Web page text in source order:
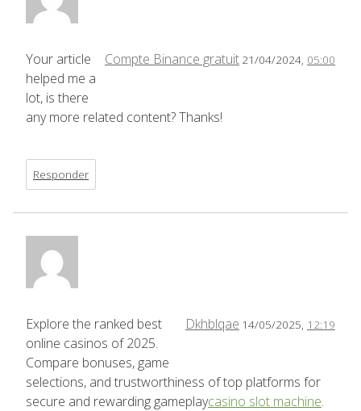
Compte Binance gratuit 21/04/2024, 05:00
Your article
helped me a
lot, is there
any more related content? Thanks!
Responder
Dkhblqae 14/05/2025, 12:19
Explore the ranked best
online casinos of 2025.
Compare bonuses, game
selections, and trustworthiness of top platforms for
secure and rewarding gameplaycasino slot machine.